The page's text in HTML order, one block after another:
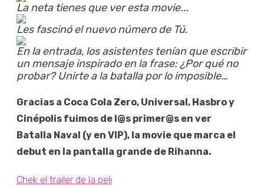
La neta tienes que ver esta movie...
Les fascinó el nuevo número de Tú.
En la entrada, los asistentes tenían que escribir
un mensaje inspirado en la frase: ¿Por qué no
probar? Unirte a la batalla por lo imposible…
Gracias a Coca Cola Zero, Universal, Hasbro y
Cinépolis fuimos de l@s primer@s en ver
Batalla Naval (y en VIP), la movie que marca el
debut en la pantalla grande de Rihanna.
Chek el trailer de la peli